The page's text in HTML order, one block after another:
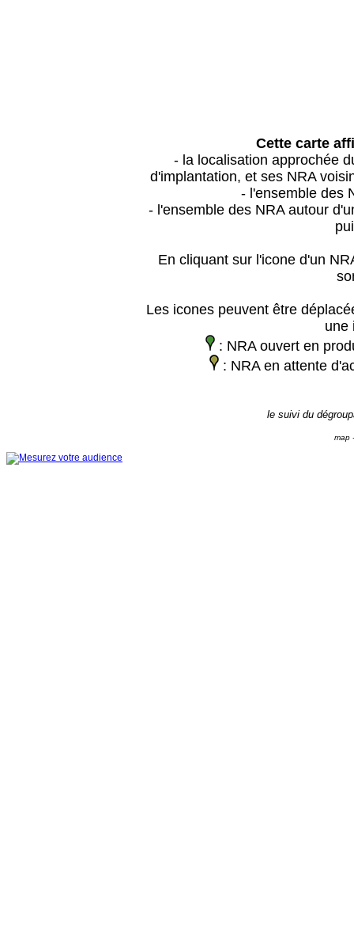
Cette carte
- la localisation approchée
d'implantation, et ses NRA
- l'ensemble des
- l'ensemble des NRA autour
En cliquant sur l'icone d'un
Les icones peuvent être
une
: NRA ouvert en
: NRA en attente
le suivi du
map